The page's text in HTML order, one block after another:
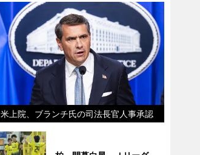
米上院、ブランチ氏の司法長官人事承認